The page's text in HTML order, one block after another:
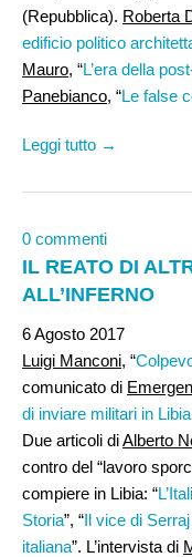
(Repubblica). Roberta
edificio politico
Mauro, “L’era della
Panebianco, “Le false
Leggi tutto →
0 commenti
IL REATO DI
ALL’INFERNO
6 Agosto 2017
Luigi Manconi, “
comunicato di
di inviare militari in
Due articoli diAlberto
contro del “lavoro
compiere in Libia: “
Storia”, “Il vice di
italiana”. L’intervista di